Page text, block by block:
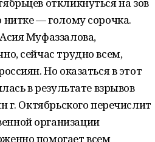
— голому сорочка.
Муфаззалова,
сейчас трудно всем,
Но оказаться в этот
в результате взрывов
г. Октябрьского перечислит
организации
помогает всем